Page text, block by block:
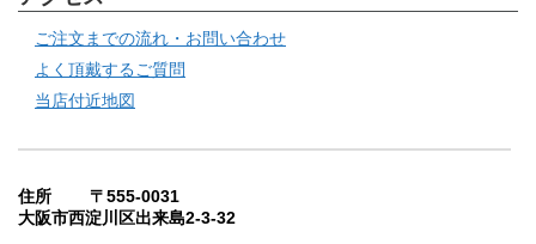
ご注文までの流れ・お問い合わせ
よく頂戴するご質問
当店付近地図
住所 〒555-0031
大阪市西淀川区出来島2-3-32